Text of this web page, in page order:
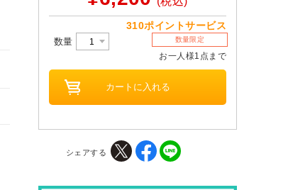
310ポイントサービス
数量 数量限定
お一人様1点まで
シェアする